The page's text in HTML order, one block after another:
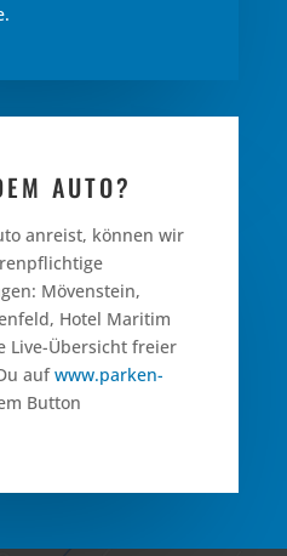
AUTO?
anreist, können wir
Mövenstein,
Hotel Maritim
Live-Übersicht freier
aufwww.parken-
Button